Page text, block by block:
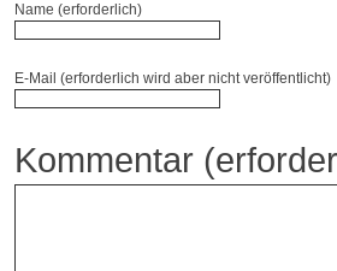
Name (erforderlich)
E-Mail (erforderlich wird aber nicht veröffentlicht)
Kommentar